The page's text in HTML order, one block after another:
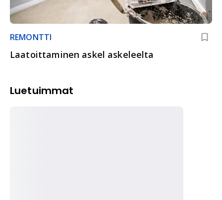
REMONTTI
Laatoittaminen askel askeleelta
Luetuimmat